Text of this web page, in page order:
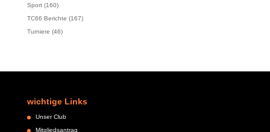
Sport(160)
TC66 Berichte (167)
Turniere (46)
wichtige Links
Unser Club
Mitgliedsantrag